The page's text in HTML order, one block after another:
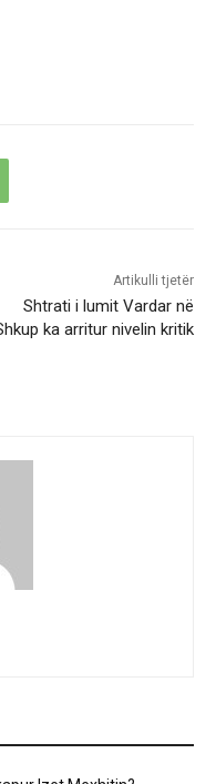
Artikulli tjetër
Shtrati i lumit Vardar në
ka arritur nivelin kritik